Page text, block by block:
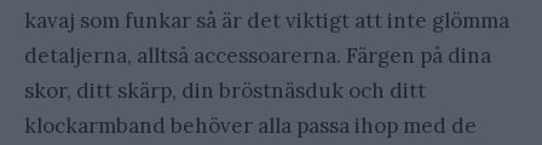
kavaj som funkar så är det viktigt att inte glömma
detaljerna, alltså accessoarerna. Färgen på dina
skor, ditt skärp, din bröstnäsduk och ditt
klockarmband behöver alla passa ihop med de